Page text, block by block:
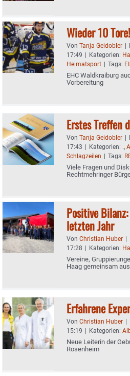
Wieder 10 Tore!
Von Tanja Geidobler |
17:49 | Kategorien:
Heimatsport | Tags:
EHC Waldkraiburg
Vorbereitung
Erstes Treffen
Von Tanja Geidobler |
17:43 | Kategorien: .,
Schlagzeilen | Tags:
Viele Fragen und
Rechtmehringer
Positive
letzten Jahr
Von Christian Huber |
17:28 | Kategorien:
Vereine,
Haag gemeinsam aus
Erfahrene
Von Christian Huber |
15:19 | Kategorien:
Neue Leiterin der
Rosenheim